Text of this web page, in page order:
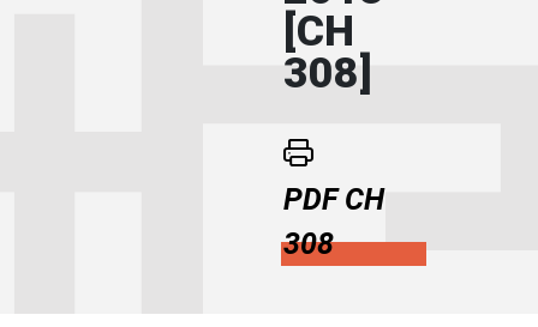
[CH
308]
PDF CH
308